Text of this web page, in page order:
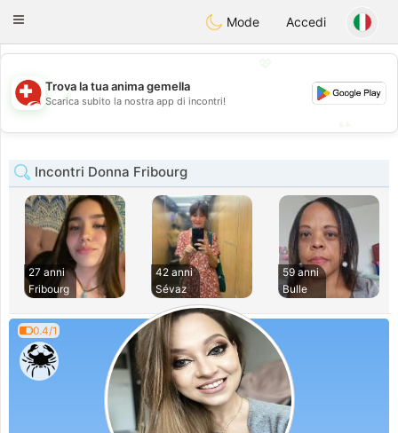
Suissi
Toggle
Mode Accedi
💖
💕
Trova la tua anima gemella
Scarica subito la nostra app di incontri!
Incontri Donna Fribourg
27 anni
Fribourg
42 anni
Sévaz
59 anni
Bulle
0.4/1